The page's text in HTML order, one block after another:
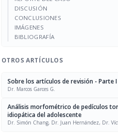
DISCUSIÓN
CONCLUSIONES
IMÁGENES
BIBLIOGRAFÍA
OTROS ARTÍCULOS
Sobre los artículos de revisión - Parte I
Dr. Marcos Garces G.
Análisis morfométrico de pedículos
idiopática del adolescente
Dr. Simón Chang, Dr. Juan Hernández, Dr.